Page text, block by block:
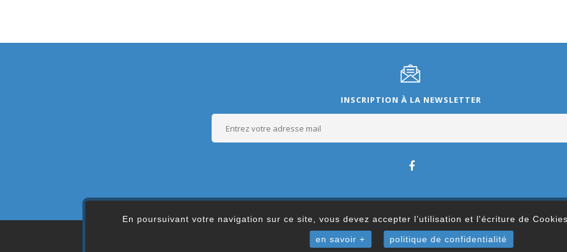
En poursuivant votre navigation sur ce site, vous devez accepter l’utilisation et l'écriture de
en savoir + politique de confidentialité
INSCRIPTION À LA NEWSLETTER